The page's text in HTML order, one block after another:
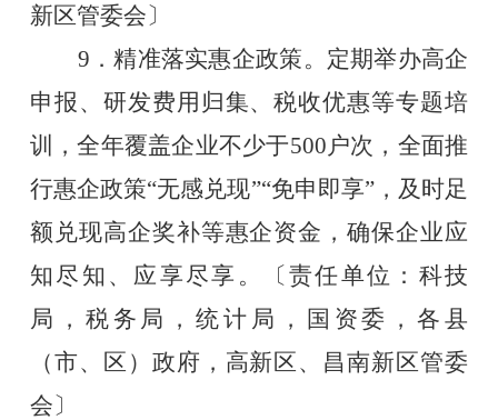
新区管委会〕
9．精准落实惠企政策。定期举办高企
申报、研发费用归集、税收优惠等专题培
训，全年覆盖企业不少于500户次，全面推
行惠企政策“无感兑现”“免申即享”，及时足
额兑现高企奖补等惠企资金，确保企业应
知尽知、应享尽享。〔责任单位：科技
局，税务局，统计局，国资委，各县
（市、区）政府，高新区、昌南新区管委
会〕